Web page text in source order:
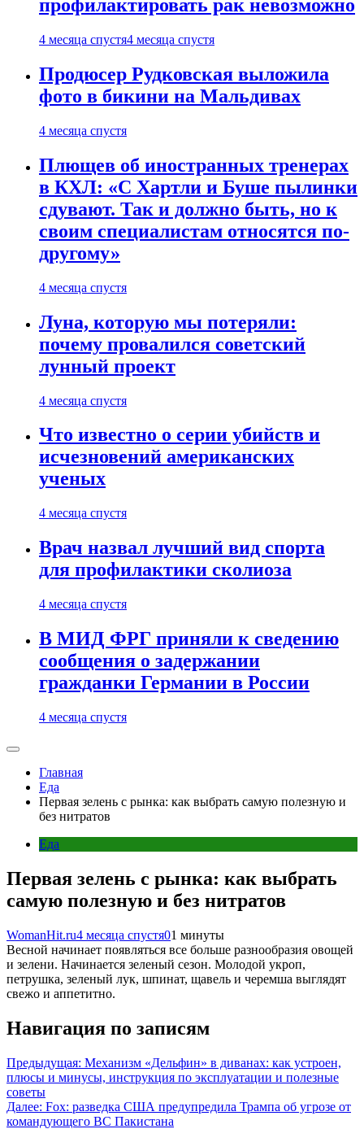
профилактировать рак невозможно
4 месяца спустя4 месяца спустя
Продюсер Рудковская выложила
фото в бикини на Мальдивах
4 месяца спустя
Плющев об иностранных тренерах
в КХЛ: «С Хартли и Буше пылинки
сдувают. Так и должно быть, но к
своим специалистам относятся по-
другому»
4 месяца спустя
Луна, которую мы потеряли:
почему провалился советский
лунный проект
4 месяца спустя
Что известно о серии убийств и
исчезновений американских
ученых
4 месяца спустя
Врач назвал лучший вид спорта
для профилактики сколиоза
4 месяца спустя
В МИД ФРГ приняли к сведению
сообщения о задержании
гражданки Германии в России
4 месяца спустя
Главная
Еда
Первая зелень с рынка: как выбрать самую полезную и
без нитратов
Еда
Первая зелень с рынка: как выбрать
самую полезную и без нитратов
WomanHit.ru4 месяца спустя01 минуты
Весной начинает появляться все больше разнообразия овощей
и зелени. Начинается зеленый сезон. Молодой укроп,
петрушка, зеленый лук, шпинат, щавель и черемша выглядят
свежо и аппетитно.
Навигация по записям
Предыдущая: Механизм «Дельфин» в диванах: как устроен,
плюсы и минусы, инструкция по эксплуатации и полезные
советы
Далее: Fox: разведка США предупредила Трампа об угрозе от
командующего ВС Пакистана